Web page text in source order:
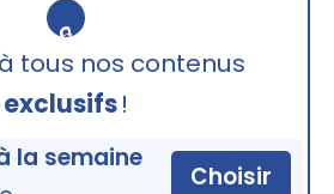
🔒
tous nos contenus
exclusifs!
la semaine
Choisir